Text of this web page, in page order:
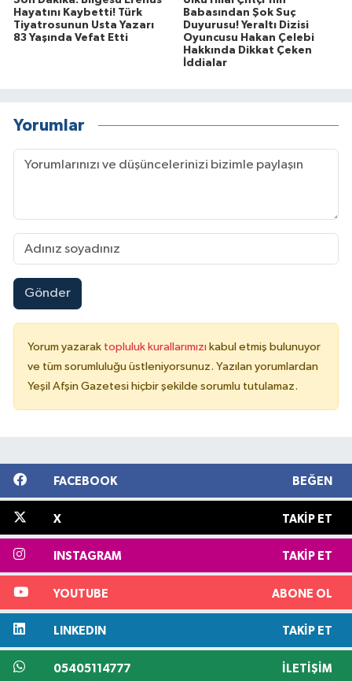
Hayatını Kaybetti! Türk
Tiyatrosunun Usta Yazarı
83 Yaşında Vefat Etti
Babasından Şok Suç
Duyurusu! Yeraltı Dizisi
Oyuncusu Hakan Çelebi
Hakkında Dikkat Çeken
İddialar
Yorumlar
Gönder
Yorum yazarak topluluk kurallarımızı kabul etmiş bulunuyor
ve tüm sorumluluğu üstleniyorsunuz. Yazılan yorumlardan
Yeşil Afşin Gazetesi hiçbir şekilde sorumlu tutulamaz.
FACEBOOK BEĞEN
X TAKIP ET
INSTAGRAM TAKIP ET
YOUTUBE ABONE OL
LINKEDIN TAKIP ET
05405114777 İLETIŞIM